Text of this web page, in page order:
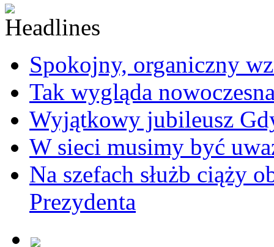
Spokojny, organiczny
Tak wygląda
Wyjątkowy jubileusz
W sieci musimy być
Na szefach służb ciąży
Prezydenta